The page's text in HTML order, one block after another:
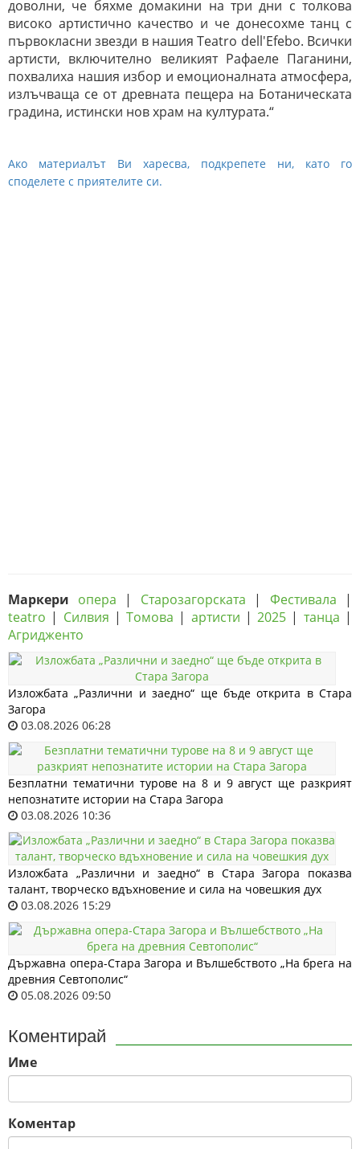
доволни, че бяхме домакини на три дни с толкова
високо артистично качество и че донесохме танц с
първокласни звезди в нашия Teatro dell'Efebo. Всички
артисти, включително великият Рафаеле Паганини,
похвалиха нашия избор и емоционалната атмосфера,
излъчваща се от древната пещера на Ботаническата
градина, истински нов храм на културата.“
Ако материалът Ви харесва, подкрепете ни, като го
споделете с приятелите си.
Маркери опера | Старозагорската | Фестивала |
teatro | Силвия |Томова | артисти |2025 | танца |
Агридженто
Изложбата „Различни и заедно“ ще бъде открита в Стара
Загора
03.08.2026 06:28
Безплатни тематични турове на 8 и 9 август ще разкрият
непознатите истории на Стара Загора
03.08.2026 10:36
Изложбата „Различни и заедно“ в Стара Загора показва
талант, творческо вдъхновение и сила на човешкия дух
03.08.2026 15:29
Държавна опера-Стара Загора и Вълшебството „На брега на
древния Севтополис“
05.08.2026 09:50
Коментирай
Име
Коментар